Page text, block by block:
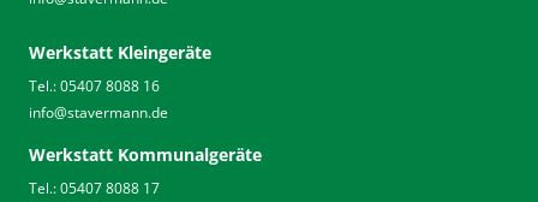
Werkstatt Kleingeräte
Tel.: 05407 8088 16
info@stavermann.de
Werkstatt Kommunalgeräte
Tel.: 05407 8088 17